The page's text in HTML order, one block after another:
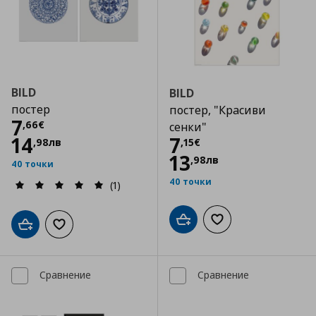
BILD
постер
7,66€
Цена
14,98лв
40 точки
(1)
Добави в кошницата
Добави към списъка с любими
BILD
постер, "Красиви
сенки"
7,15€
Цена
13,98лв
40 точки
Добави в кошницата
Добави към
Сравнение Сравнение